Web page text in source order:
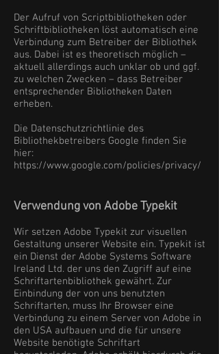
Der Aufruf von Scriptbibliotheken oder
Schriftbibliotheken löst automatisch eine
Verbindung zum Betreiber der Bibliothek
aus. Dabei ist es theoretisch möglich –
aktuell allerdings auch unklar ob und ggf.
zu welchen Zwecken – dass Betreiber
entsprechender Bibliotheken Daten
erheben.
Die Datenschutzrichtlinie des
Bibliothekbetreibers Google finden Sie
hier:
https://www.google.com/policies/privacy/
Verwendung von Adobe Typekit
Wir setzen Adobe Typekit zur visuellen
Gestaltung unserer Website ein. Typekit ist
ein Dienst der Adobe Systems Software
Ireland Ltd. der uns den Zugriff auf eine
Schriftartenbibliothek gewährt. Zur
Einbindung der von uns benutzten
Schriftarten, muss Ihr Browser eine
Verbindung zu einem Server von Adobe in
den USA aufbauen und die für unsere
Website benötigte Schriftart